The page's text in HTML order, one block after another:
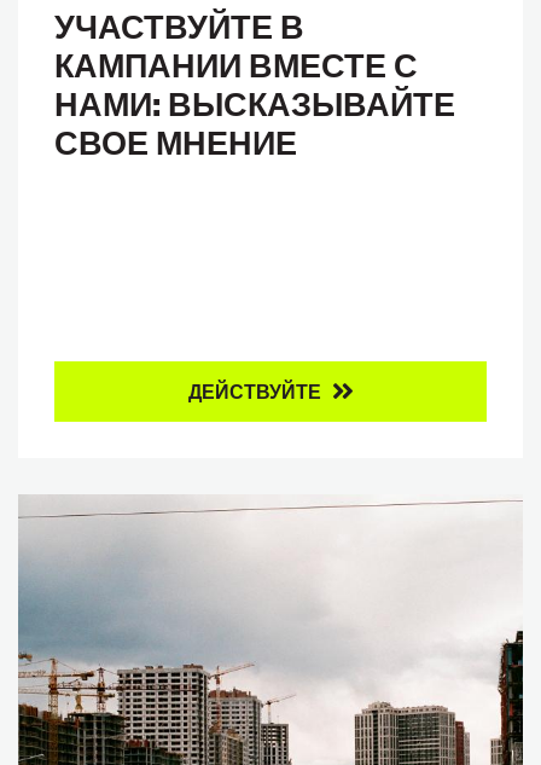
УЧАСТВУЙТЕ В
КАМПАНИИ ВМЕСТЕ С
НАМИ: ВЫСКАЗЫВАЙТЕ
СВОЕ МНЕНИЕ
ДЕЙСТВУЙТЕ